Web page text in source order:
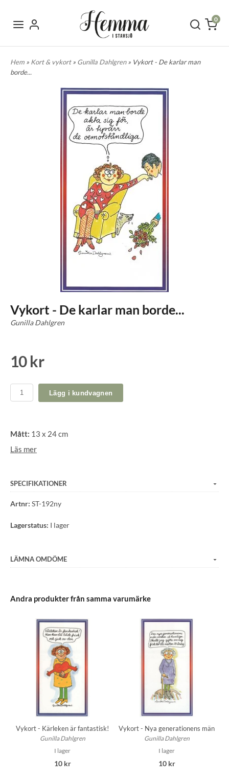
0
Hem » Kort & vykort» Gunilla Dahlgren» Vykort - De karlar man
borde...
Vykort - De karlar man borde...
Gunilla Dahlgren
10 kr
Lägg i kundvagnen
Mått: 13 x 24 cm
Roliga kort av Gunilla Dahlgren. Hon bor på Vikbolandet på
Läs mer
SPECIFIKATIONER
Artnr: ST-192ny
Lagerstatus: I lager
LÄMNA OMDÖME
Andra produkter från samma varumärke
Vykort - Kärleken är fantastisk!
Gunilla Dahlgren
I lager
10 kr
Vykort - Nya generationens män
Gunilla Dahlgren
I lager
10 kr